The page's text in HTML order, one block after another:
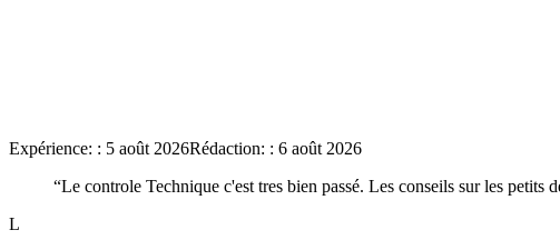
Expérience: : 5 août 2026Rédaction: : 6 août 2026
“Le controle Technique c'est tres bien passé. Les conseils sur les petits
L